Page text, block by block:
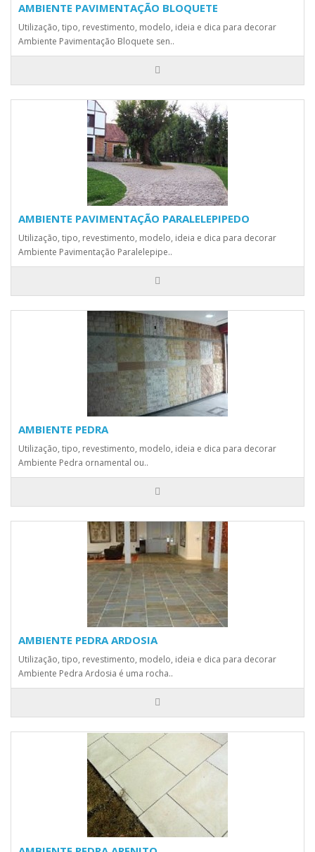
AMBIENTE PAVIMENTAÇÃO BLOQUETE
Utilização, tipo, revestimento, modelo, ideia e dica para decorar
Ambiente Pavimentação Bloquete sen..
AMBIENTE PAVIMENTAÇÃO PARALELEPIPEDO
Utilização, tipo, revestimento, modelo, ideia e dica para decorar
Ambiente Pavimentação Paralelepipe..
AMBIENTE PEDRA
Utilização, tipo, revestimento, modelo, ideia e dica para decorar
Ambiente Pedra ornamental ou..
AMBIENTE PEDRA ARDOSIA
Utilização, tipo, revestimento, modelo, ideia e dica para decorar
Ambiente Pedra Ardosia é uma rocha..